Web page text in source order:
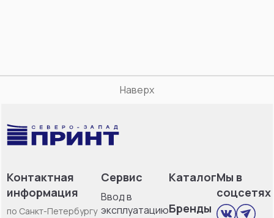
Наверх
Контактная
информация
по Санкт-Петербургу
Сервис
Ввод в
эксплуатацию
Каталог
Бренды
Мы в
соцсетях